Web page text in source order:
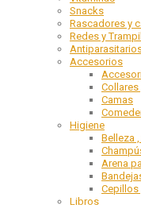
Snacks
Rascadores y
Redes y
Accesorios
Collares
Camas
Higiene
Belleza
Arena
Cepillos
Libros